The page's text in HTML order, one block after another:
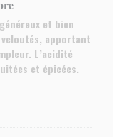
et bien
apportant
L’acidité
et épicées.